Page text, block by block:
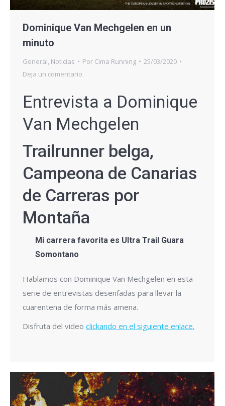
Dominique Van Mechgelen en un
minuto
General Noticias Por Cima Running
25/03/2020
Deja un comentario
Entrevista a Dominique
Van Mechgelen
Trailrunner belga,
Campeona de Canarias
de Carreras por
Montaña
Mi carrera favorita es Ultra Trail Guara
Somontano
Hablamos con Dominique Van Mechgelen en esta
serie de entrevistas desenfadas para llevar la
cuarentena de forma más amena.
Disfruta del video clickando en el siguiente enlace.